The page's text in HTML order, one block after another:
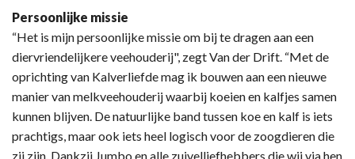
Persoonlijke missie
“Het is mijn persoonlijke missie om bij te dragen aan een
diervriendelijkere veehouderij", zegt Van der Drift. “Met de
oprichting van Kalverliefde mag ik bouwen aan een nieuwe
manier van melkveehouderij waarbij koeien en kalfjes samen
kunnen blijven. De natuurlijke band tussen koe en kalf is iets
prachtigs, maar ook iets heel logisch voor de zoogdieren die
zij zijn. Dankzij Jumbo en alle zuivelliefhebbers die wij via hen